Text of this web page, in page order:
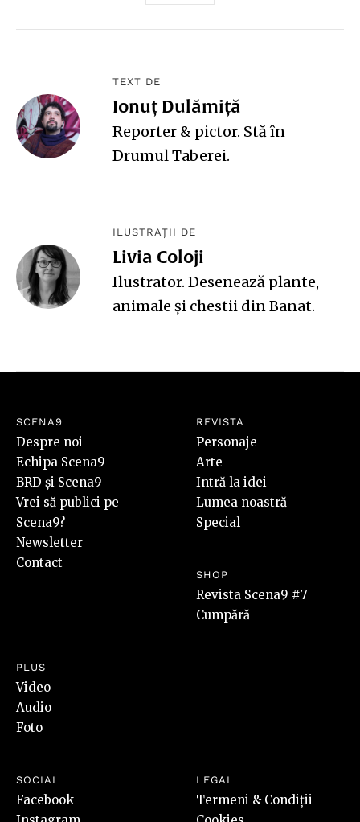
TEXT DE
Ionuț Dulămiță
Reporter & pictor. Stă în
Drumul Taberei.
ILUSTRAȚII DE
Livia Coloji
Ilustrator. Desenează plante,
animale și chestii din Banat.
SCENA9
Despre noi
Echipa Scena9
BRD și Scena9
Vrei să publici pe
Scena9?
Newsletter
Contact
REVISTA
Personaje
Arte
Intră la idei
Lumea noastră
Special
SHOP
Revista Scena9 #7
Cumpără
PLUS
Video
Audio
Foto
SOCIAL
Facebook
LEGAL
Termeni & Condiții